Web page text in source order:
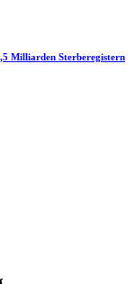
Milliarden Sterberegistern